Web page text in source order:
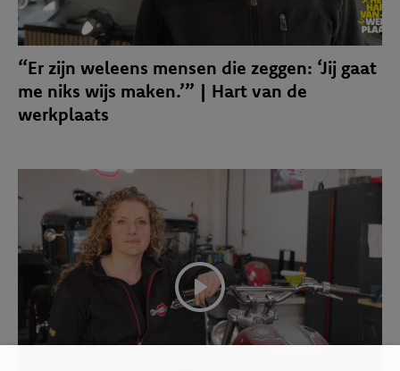
“Er zijn weleens mensen die zeggen: ‘Jij gaat
me niks wijs maken.’” | Hart van de
werkplaats